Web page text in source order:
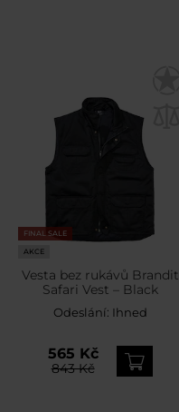
FINAL SALE
AKCE
Vesta bez rukávů Brandit
Safari Vest – Black
Odeslání: Ihned
565 Kč
843 Kč